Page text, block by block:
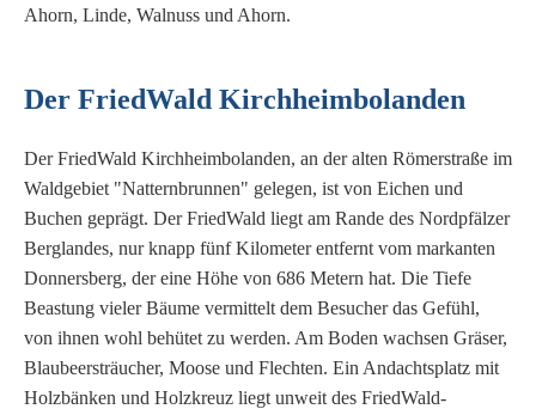
Ahorn, Linde, Walnuss und Ahorn.
Der FriedWald Kirchheimbolanden
Der FriedWald Kirchheimbolanden, an der alten Römerstraße im
Waldgebiet "Natternbrunnen" gelegen, ist von Eichen und
Buchen geprägt. Der FriedWald liegt am Rande des Nordpfälzer
Berglandes, nur knapp fünf Kilometer entfernt vom markanten
Donnersberg, der eine Höhe von 686 Metern hat. Die Tiefe
Beastung vieler Bäume vermittelt dem Besucher das Gefühl,
von ihnen wohl behütet zu werden. Am Boden wachsen Gräser,
Blaubeersträucher, Moose und Flechten. Ein Andachtsplatz mit
Holzbänken und Holzkreuz liegt unweit des FriedWald-